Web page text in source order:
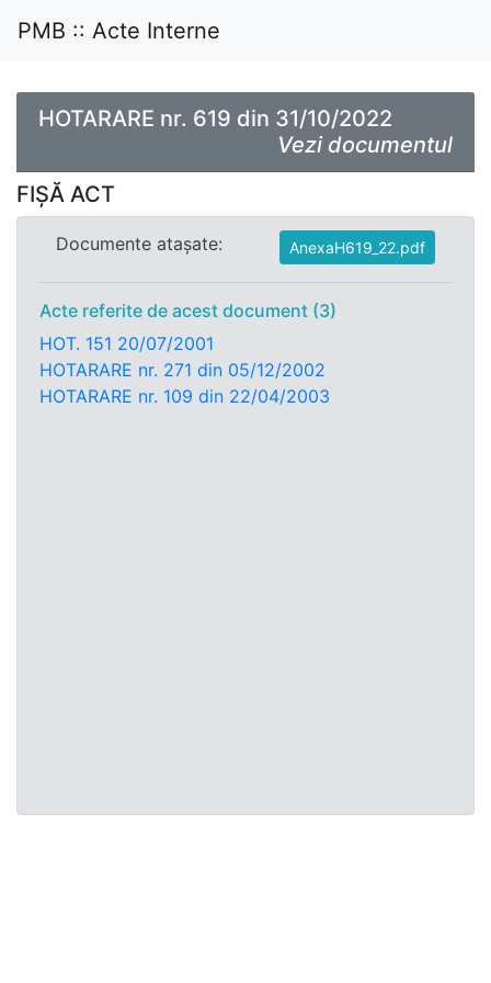
PMB :: Acte Interne
HOTARARE nr. 619 din 31/10/2022
Vezi documentul
FIȘĂ ACT
Documente atașate: AnexaH619_22.pdf
Acte referite de acest document (3)
HOT. 151 20/07/2001
HOTARARE nr. 271 din 05/12/2002
HOTARARE nr. 109 din 22/04/2003